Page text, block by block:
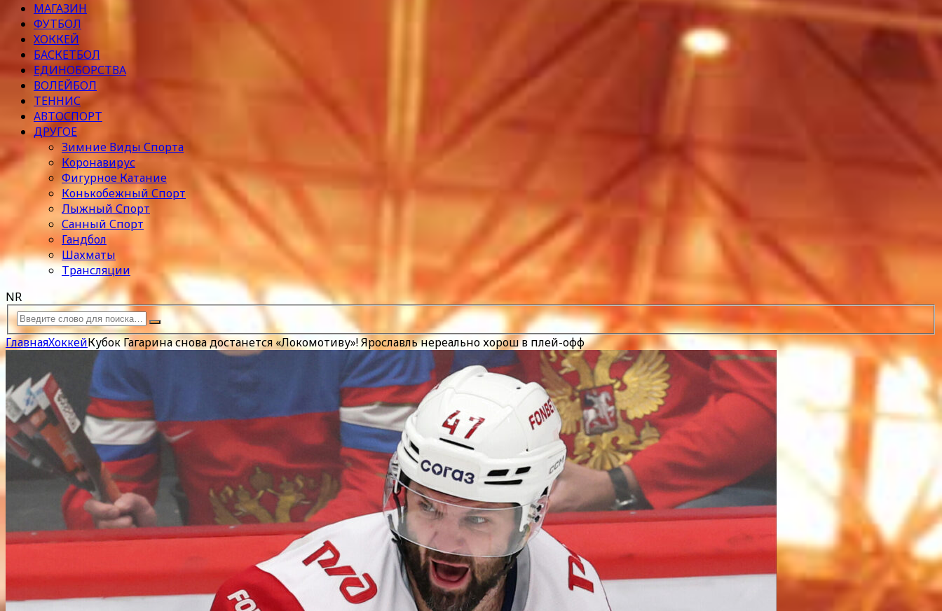
МАГАЗИН
ФУТБОЛ
ХОККЕЙ
БАСКЕТБОЛ
ЕДИНОБОРСТВА
ВОЛЕЙБОЛ
ТЕННИС
АВТОСПОРТ
ДРУГОЕ
Зимние Виды Спорта
Коронавирус
Фигурное Катание
Конькобежный Спорт
Лыжный Спорт
Санный Спорт
Гандбол
Шахматы
Трансляции
NR
ГлавнаяХоккейКубок Гагарина снова достанется «Локомотиву»! Ярославль нереально хорош в плей-офф